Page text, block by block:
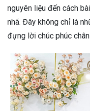
nguyên liệu đến cách
nhã. Đây không chỉ là
đựng lời chúc phúc